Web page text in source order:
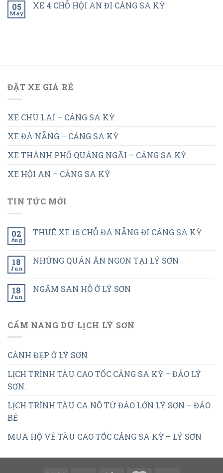
05
May
XE 4 CHỖ HỘI AN ĐI CẢNG SA KỲ
ĐẶT XE GIÁ RẺ
XE CHU LAI – CẢNG SA KỲ
XE ĐÀ NẴNG – CẢNG SA KỲ
XE THÀNH PHỐ QUẢNG NGÃI – CẢNG SA KỲ
XE HỘI AN – CẢNG SA KỲ
TIN TỨC MỚI
02
Aug
THUÊ XE 16 CHỖ ĐÀ NẴNG ĐI CẢNG SA KỲ
18
Jun
NHỮNG QUÁN ĂN NGON TẠI LÝ SƠN
18
Jun
NGẮM SAN HÔ Ở LÝ SƠN
CẨM NANG DU LỊCH LÝ SƠN
CẢNH ĐẸP Ở LÝ SƠN
LỊCH TRÌNH TÀU CAO TỐC CẢNG SA KỲ – ĐẢO LÝ
SƠN.
LỊCH TRÌNH TÀU CA NÔ TỪ ĐẢO LỚN LÝ SƠN – ĐẢO
BÉ
MUA HỘ VÉ TÀU CAO TỐC CẢNG SA KỲ – LÝ SƠN